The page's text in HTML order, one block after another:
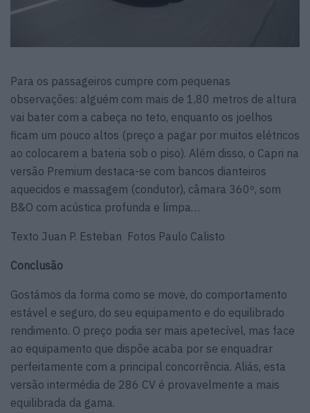
Para os passageiros cumpre com pequenas
observações: alguém com mais de 1,80 metros de altura
vai bater com a cabeça no teto, enquanto os joelhos
ficam um pouco altos (preço a pagar por muitos elétricos
ao colocarem a bateria sob o piso). Além disso, o Capri na
versão Premium destaca-se com bancos dianteiros
aquecidos e massagem (condutor), câmara 360º, som
B&O com acústica profunda e limpa…
Texto Juan P. Esteban Fotos Paulo Calisto
Conclusão
Gostámos da forma como se move, do comportamento
estável e seguro, do seu equipamento e do equilibrado
rendimento. O preço podia ser mais apetecível, mas face
ao equipamento que dispõe acaba por se enquadrar
perfeitamente com a principal concorrência. Aliás, esta
versão intermédia de 286 CV é provavelmente a mais
equilibrada da gama.